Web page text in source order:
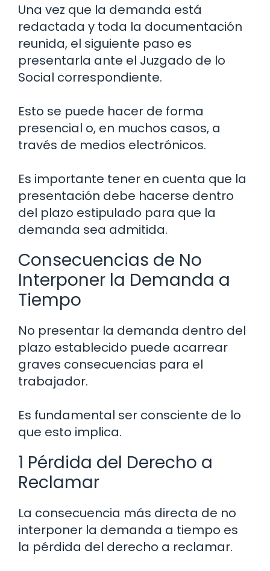
Una vez que la demanda está
redactada y toda la documentación
reunida, el siguiente paso es
presentarla ante el Juzgado de lo
Social correspondiente.
Esto se puede hacer de forma
presencial o, en muchos casos, a
través de medios electrónicos.
Es importante tener en cuenta que la
presentación debe hacerse dentro
del plazo estipulado para que la
demanda sea admitida.
Consecuencias de No
Interponer la Demanda a
Tiempo
No presentar la demanda dentro del
plazo establecido puede acarrear
graves consecuencias para el
trabajador.
Es fundamental ser consciente de lo
que esto implica.
1 Pérdida del Derecho a
Reclamar
La consecuencia más directa de no
interponer la demanda a tiempo es
la pérdida del derecho a reclamar.